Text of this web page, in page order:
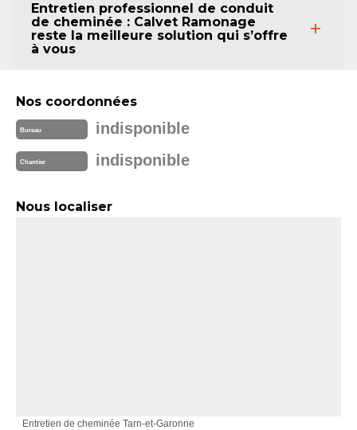
Entretien professionnel de conduit
de cheminée : Calvet Ramonage
reste la meilleure solution qui s’offre
à vous
Nos coordonnées
Bureau indisponible
Chantier indisponible
Nous localiser
Entretien de cheminée Tarn-et-Garonne